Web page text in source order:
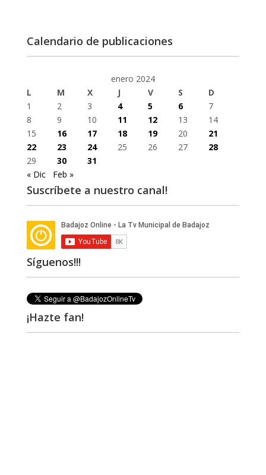
Calendario de publicaciones
enero 2024
L
M X J V S
D
1
2 3 4 5 6
7
8
9 10 11 12 13
14
15
16 17 18 19 20
21
22
23 24 25 26 27
28
29
30
31
« Dic
Feb »
Suscríbete a nuestro canal!
Síguenos!!!
¡Hazte fan!